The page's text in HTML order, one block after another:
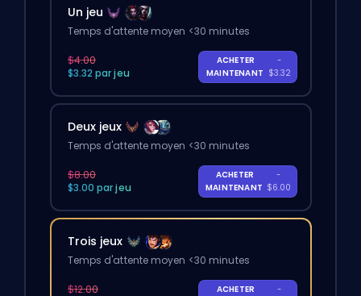
Un jeu
Temps d'attente moyen <30 minutes
$4.00
$3.32 par jeu
ACHETER
MAINTENANT
-
$3.32
Deux jeux
Temps d'attente moyen <30 minutes
$8.00
$3.00 par jeu
ACHETER
MAINTENANT
-
$6.00
Trois jeux
Temps d'attente moyen <30 minutes
$12.00
ACHETER -